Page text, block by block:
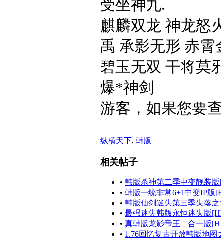
受坐神九.
麒麟双龙 神龙怒
禹 承影无形 赤霄
碧玉无双 干将莫
爆*神剑
游客，如果您要
纵横天下, 韩版
相关帖子
• 韩版杀神第二季中变靓装
• 韩版一统非常6+1中变IP版
• 韩版仙剑迷失第三季失落
• 最强迷失韩版永恒迷失版
• 真韩版龙影帝王二合一版
• 1.76回忆复古开放韩版地